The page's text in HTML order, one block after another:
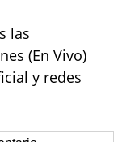
las
(En Vivo)
y redes